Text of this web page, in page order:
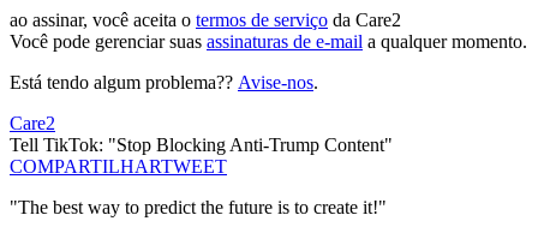
ao assinar, você aceita o termos de serviço da Care2
Você pode gerenciar suas assinaturas de e-mail a qualquer momento.
Está tendo algum problema?? Avise-nos.
Care2
Tell TikTok: "Stop Blocking Anti-Trump Content"
COMPARTILHARTWEET
"The best way to predict the future is to create it!"